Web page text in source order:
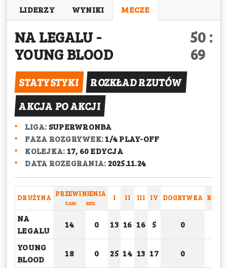
LIDERZY
WYNIKI MECZE
NA LEGALU-
YOUNG BLOOD
50 :
69
STATYSTYKI
ROZKŁAD RZUTÓW
AKCJA PO AKCJI
LIGA: SUPERWRONBA
FAZA ROZGRYWEK:1/4 PLAY-OFF
KOLEJKA:17, 60 EDYCJA
DATA ROZEGRANIA: 2025.11.24
DRUŻYNA PRZEWINIENIA
ZAW. REZ.
I II III IV DOGRYWKA
NA
LEGALU
14 0 13 16 16 5 0
YOUNG
BLOOD
18 0 25 14 13 17 0